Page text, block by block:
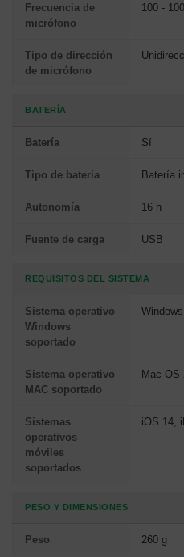
Frecuencia de
micrófono
100 -
Tipo de dirección
de micrófono
BATERÍA
Batería Sí
Tipo de batería Batería
Autonomía 16 h
Fuente de carga USB
REQUISITOS DEL SISTEMA
Sistema operativo
Windows
soportado
Sistema operativo
MAC soportado
Mac OS
Sistemas
operativos
móviles
soportados
iOS 14,
PESO Y DIMENSIONES
Peso 260 g